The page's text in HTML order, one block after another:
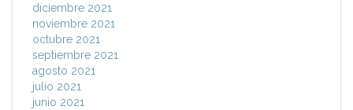
diciembre 2021
noviembre 2021
octubre 2021
septiembre 2021
agosto 2021
julio 2021
junio 2021